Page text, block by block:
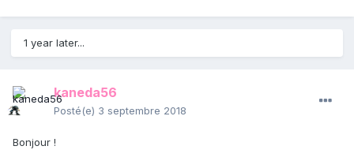
1 year later...
kaneda56
Posté(e) 3 septembre 2018
Bonjour !